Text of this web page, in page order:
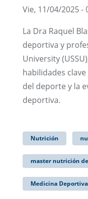
Vie, 11/04/2025 -
La Dra Raquel
deportiva y
University
habilidades
del deporte y la
deportiva.
Nutrición
master nutrición
Medicina Deportiva